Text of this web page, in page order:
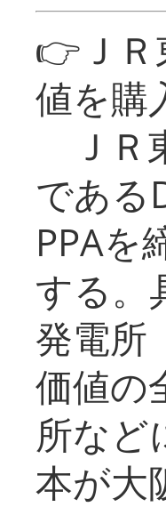
👉Ｊ
値を購
ＪＲ
である
PPAを
する。
発電所
価値の
所など
本が大